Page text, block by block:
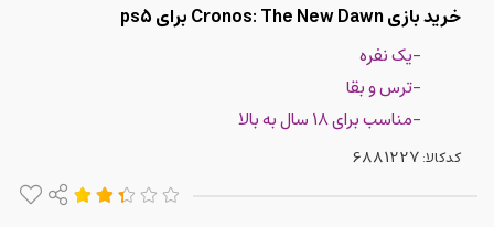
خرید بازی Cronos: The New Dawn برای ps5
-یک نفره
-ترس و بقا
-مناسب برای ۱۸ سال به بالا
کدکالا: